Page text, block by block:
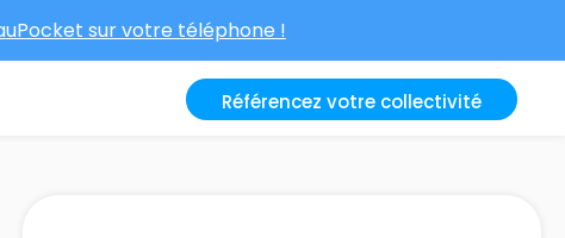
sur votre téléphone !
Référencez votre collectivité